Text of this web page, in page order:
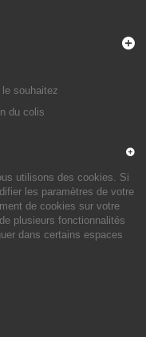
souhaitez
du colis
utilisons des cookies. Si
les paramètres de votre
de cookies sur votre
plusieurs fonctionnalités
dans certains espaces